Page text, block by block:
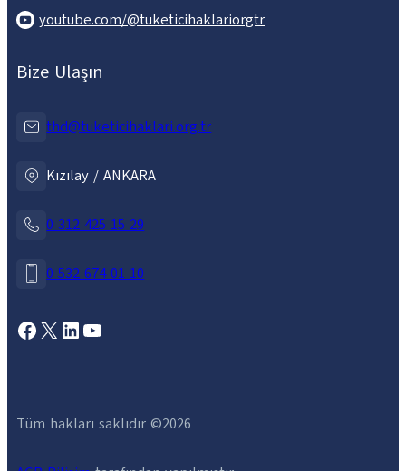
youtube.com/@tuketicihaklariorgtr
Bize Ulaşın
thd@tuketicihaklari.org.tr
Kızılay / ANKARA
0 312 425 15 29
0 532 674 01 10
Facebook X LinkedIn YouTube
Tüm hakları saklıdır ©2026